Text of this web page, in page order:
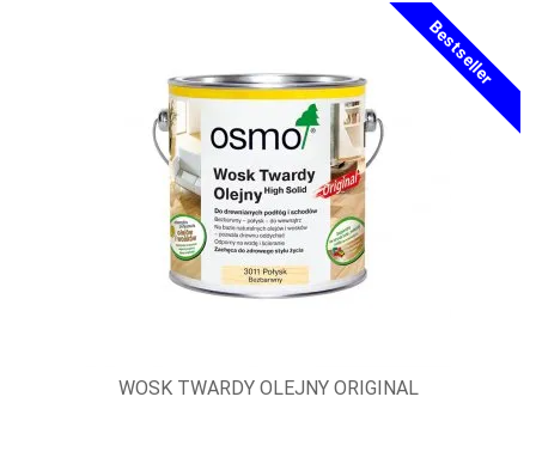
Bestseller
WOSK TWARDY OLEJNY ORIGINAL